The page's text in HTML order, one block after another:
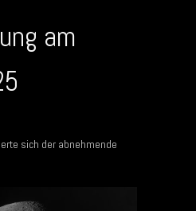
am
sich der abnehmende